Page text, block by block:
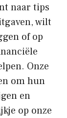
naar tips
wilt
of op
Onze
om hun
en
op onze